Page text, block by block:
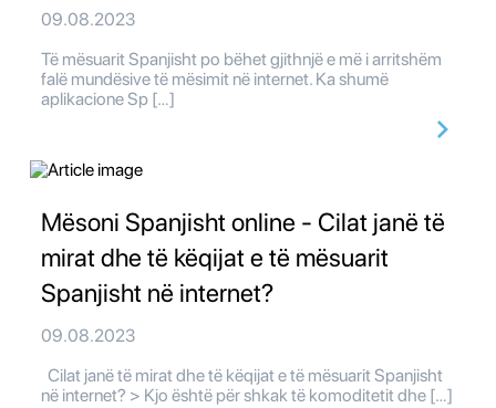
09.08.2023
Të mësuarit Spanjisht po bëhet gjithnjë e më i arritshëm
falë mundësive të mësimit në internet. Ka shumë
aplikacione Sp […]
Mësoni Spanjisht online - Cilat janë të
mirat dhe të këqijat e të mësuarit
Spanjisht në internet?
09.08.2023
Cilat janë të mirat dhe të këqijat e të mësuarit Spanjisht
në internet? > Kjo është për shkak të komoditetit dhe […]